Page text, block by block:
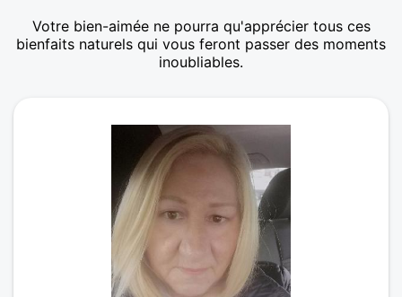
Votre bien-aimée ne pourra qu'apprécier tous ces
bienfaits naturels qui vous feront passer des moments
inoubliables.